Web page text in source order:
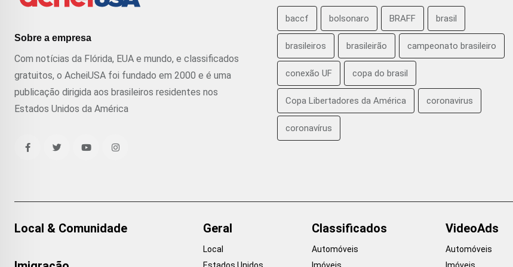
Sobre a empresa
Com notícias da Flórida, EUA e mundo, e classificados
gratuitos, o AcheiUSA foi fundado em 2000 e é uma
publicação dirigida aos brasileiros residentes nos
Estados Unidos da América
baccf bolsonaro BRAFF brasil
brasileiros brasileirão campeonato brasileiro
conexão UF copa do brasil
Copa Libertadores da América coronavirus
coronavírus
Local & Comunidade Geral
Local
Classificados
Automóveis
VideoAds
Automóveis